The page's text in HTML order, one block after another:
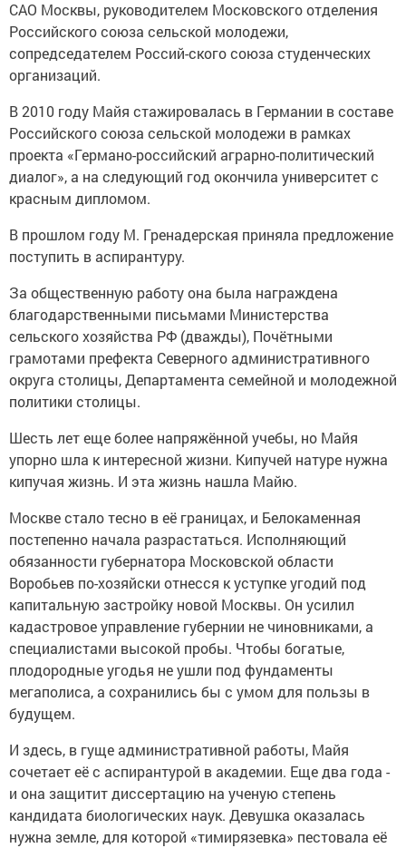
САО Москвы, руководителем Московского отделения
Российского союза сельской молодежи,
сопредседателем Россий-ского союза студенческих
организаций.
В 2010 году Майя стажировалась в Германии в составе
Российского союза сельской молодежи в рамках
проекта «Германо-российский аграрно-политический
диалог», а на следующий год окончила университет с
красным дипломом.
В прошлом году М. Гренадерская приняла предложение
поступить в аспирантуру.
За общественную работу она была награждена
благодарственными письмами Министерства
сельского хозяйства РФ (дважды), Почётными
грамотами префекта Северного административного
округа столицы, Департамента семейной и молодежной
политики столицы.
Шесть лет еще более напряжённой учебы, но Майя
упорно шла к интересной жизни. Кипучей натуре нужна
кипучая жизнь. И эта жизнь нашла Майю.
Москве стало тесно в её границах, и Белокаменная
постепенно начала разрастаться. Исполняющий
обязанности губернатора Московской области
Воробьев по-хозяйски отнесся к уступке угодий под
капитальную застройку новой Москвы. Он усилил
кадастровое управление губернии не чиновниками, а
специалистами высокой пробы. Чтобы богатые,
плодородные угодья не ушли под фундаменты
мегаполиса, а сохранились бы с умом для пользы в
будущем.
И здесь, в гуще административной работы, Майя
сочетает её с аспирантурой в академии. Еще два года -
и она защитит диссертацию на ученую степень
кандидата биологических наук. Девушка оказалась
нужна земле, для которой «тимирязевка» пестовала её